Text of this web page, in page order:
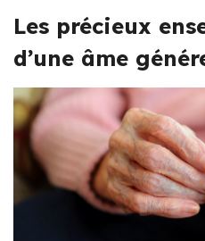
Les précieux
d’une âme